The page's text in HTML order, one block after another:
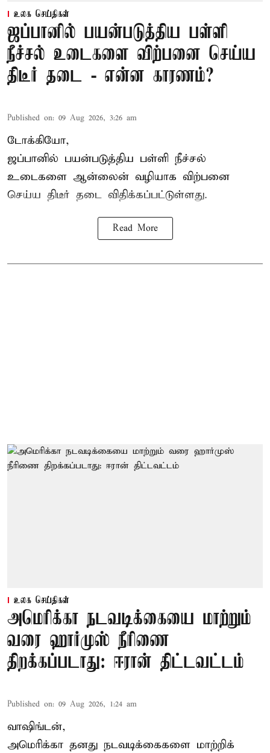
உலக செய்திகள்
ஜப்பானில் பயன்படுத்திய பள்ளி
நீச்சல் உடைகளை விற்பனை செய்ய
திடீர் தடை - என்ன காரணம்?
Published on: 09 Aug 2026, 3:26 am
டோக்கியோ,
ஜப்பானில் பயன்படுத்திய பள்ளி நீச்சல்
உடைகளை ஆன்லைன் வழியாக விற்பனை
செய்ய திடீர் தடை விதிக்கப்பட்டுள்ளது.
Read More
உலக செய்திகள்
அமெரிக்கா நடவடிக்கையை மாற்றும்
வரை ஹார்முஸ் நீரிணை
திறக்கப்படாது: ஈரான் திட்டவட்டம்
Published on: 09 Aug 2026, 1:24 am
வாஷிங்டன்,
அமெரிக்கா தனது நடவடிக்கைகளை மாற்றிக்